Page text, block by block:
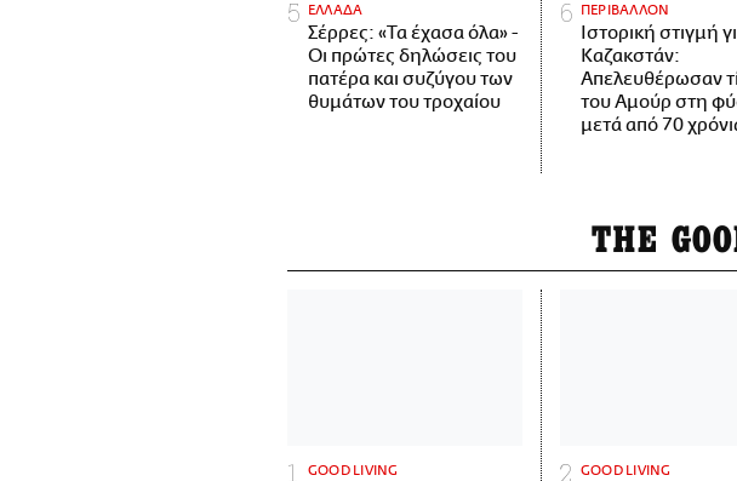
ΕΛΛΑΔΑ
Σέρρες: «Τα έχασα όλα» -
Οι πρώτες δηλώσεις του
πατέρα και συζύγου των
θυμάτων του τροχαίου
ΠΕΡΙΒΑΛΛΟΝ
Ιστορική στιγμή
Καζακστάν:
Απελευθέρωσαν
του Αμούρ στη
μετά από 70
THE
GOOD LIVING GOOD LIVING